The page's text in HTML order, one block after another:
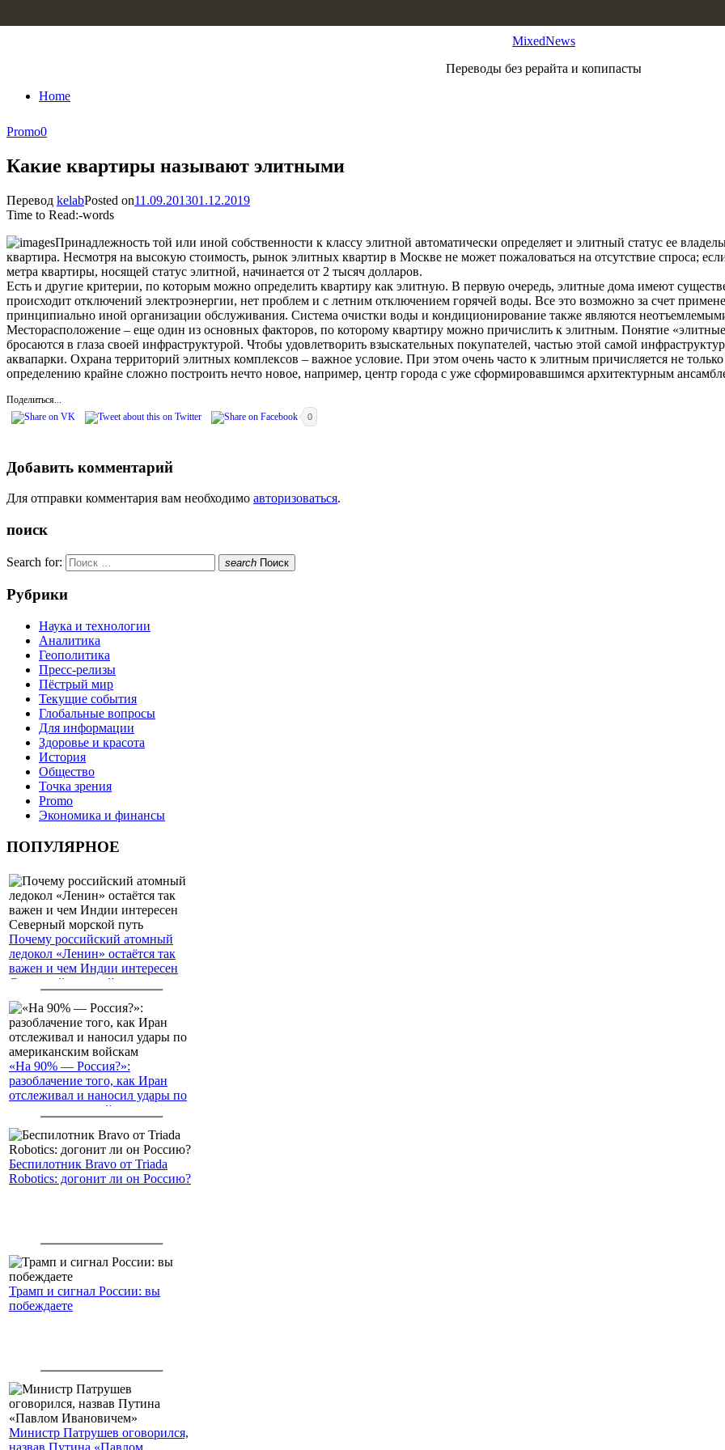
MixedNews
Переводы без рерайта и копипасты
Home
Promo0
Какие квартиры называют элитными
Перевод kelabPosted on11.09.201301.12.2019
Time to Read:-words
Принадлежность той или иной собственности к классу элитной автоматически определяет и элитный статус ее
квартира. Несмотря на высокую стоимость, рынок элитных квартир в Москве не может пожаловаться на отсутствие спроса;
метра квартиры, носящей статус элитной, начинается от 2 тысяч долларов.
Есть и другие критерии, по которым можно определить квартиру как элитную. В первую очередь, элитные дома имеют
происходит отключений электроэнергии, нет проблем и с летним отключением горячей воды. Все это возможно за счет
принципиально иной организации обслуживания. Система очистки воды и кондиционирование также являются
Месторасположение – еще один из основных факторов, по которому квартиру можно причислить к элитным. Понятие
бросаются в глаза своей инфраструктурой. Чтобы удовлетворить взыскательных покупателей, частью этой самой
аквапарки. Охрана территорий элитных комплексов – важное условие. При этом очень часто к элитным причисляется не
определению крайне сложно построить нечто новое, например, центр города с уже сформировавшимся архитектурным
Поделиться...
0
Добавить комментарий
Для отправки комментария вам необходимо авторизоваться.
поиск
Search for: search Поиск
Рубрики
Наука и технологии
Аналитика
Геополитика
Пресс-релизы
Пёстрый мир
Текущие события
Глобальные вопросы
Для информации
Здоровье и красота
История
Общество
Точка зрения
Promo
Экономика и финансы
ПОПУЛЯРНОЕ
Почему российский атомный
ледокол «Ленин» остаётся так
важен и чем Индии интересен
Северный морской путь
«На 90% — Россия?»:
разоблачение того, как Иран
отслеживал и наносил удары по
американским войскам
Беспилотник Bravo от Triada
Robotics: догонит ли он Россию?
Трамп и сигнал России: вы
побеждаете
Министр Патрушев оговорился,
назвав Путина «Павлом